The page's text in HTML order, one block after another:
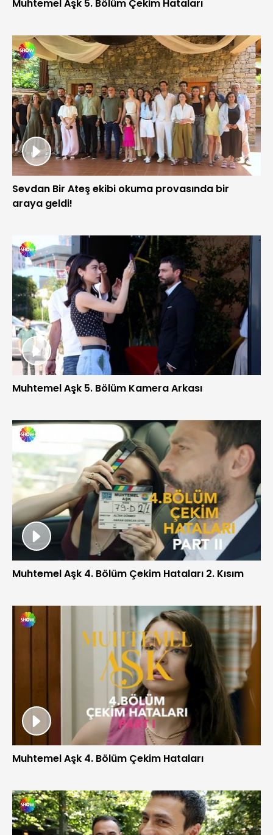
Muhtemel Aşk 5. Bölüm Çekim Hataları
Sevdan Bir Ateş ekibi okuma provasında bir
araya geldi!
Muhtemel Aşk 5. Bölüm Kamera Arkası
Muhtemel Aşk 4. Bölüm Çekim Hataları 2. Kısım
Muhtemel Aşk 4. Bölüm Çekim Hataları